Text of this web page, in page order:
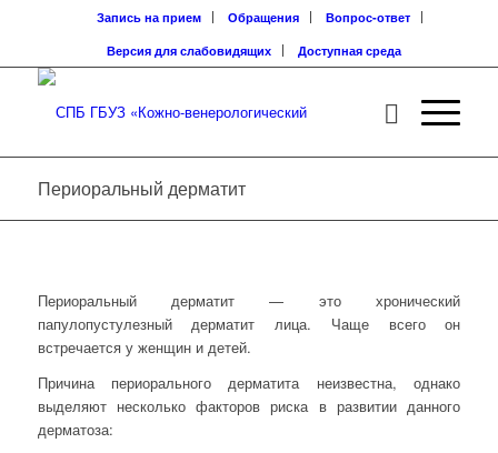
Запись на прием Обращения
Вопрос-ответ
Версия для слабовидящих
Доступная среда
Периоральный дерматит
Периоральный дерматит — это хронический
папулопустулезный дерматит лица. Чаще всего он
встречается у женщин и детей.
Причина периорального дерматита неизвестна, однако
выделяют несколько факторов риска в развитии данного
дерматоза: